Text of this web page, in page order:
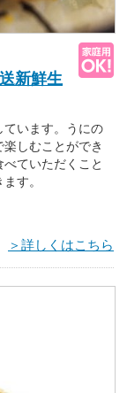
新鮮生
ています。うにの
しむことができ
ていただくこと
す。
＞詳しくはこちら